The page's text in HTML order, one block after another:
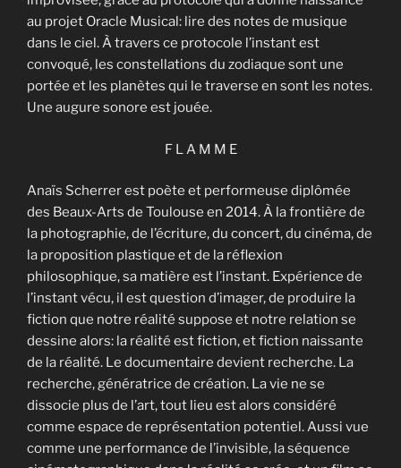
au projet Oracle Musical: lire des notes de musique
dans le ciel. À travers ce protocole l’instant est
convoqué, les constellations du zodiaque sont une
portée et les planètes qui le traverse en sont les notes.
Une augure sonore est jouée.
F L A M M E
Anaïs Scherrer est poète et performeuse diplômée
des Beaux-Arts de Toulouse en 2014. À la frontière de
la photographie, de l’écriture, du concert, du cinéma, de
la proposition plastique et de la réflexion
philosophique, sa matière est l’instant. Expérience de
l’instant vécu, il est question d’imager, de produire la
fiction que notre réalité suppose et notre relation se
dessine alors: la réalité est fiction, et fiction naissante
de la réalité. Le documentaire devient recherche. La
recherche, génératrice de création. La vie ne se
dissocie plus de l’art, tout lieu est alors considéré
comme espace de représentation potentiel. Aussi vue
comme une performance de l’invisible, la séquence